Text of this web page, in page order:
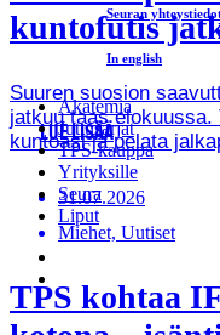
Seuran
In english
Akatemia
Juttusarjat
TPS-kauppa
Yrityksille
Seura
Liput
kuntofutis
Suuren suosion
jatkuu taas
kuntoasi ja pelata
LUE LISÄÄ
31.07.2026
Miehet, Uutiset
TPS kohtaa